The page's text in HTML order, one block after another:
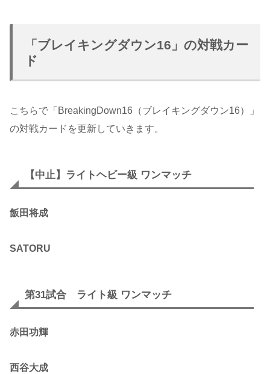
「ブレイキングダウン16」の対戦カー
ド
こちらで「BreakingDown16（ブレイキングダウン16）」
の対戦カードを更新していきます。
【中止】ライトヘビー級 ワンマッチ
飯田将成
SATORU
第31試合 ライト級 ワンマッチ
赤田功輝
西谷大成